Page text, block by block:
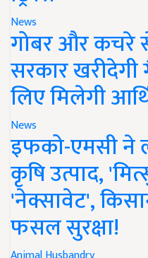
News
गोबर और कचरे
सरकार
लिए मिलेगी
News
इफको-एमसी ने
कृषि उत्पाद,
'नेक्सावेट',
फसल सुरक्षा!